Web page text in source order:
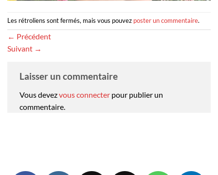
Les rétroliens sont fermés, mais vous pouvez poster un commentaire.
← Précédent
Suivant →
Laisser un commentaire
Vous devezvous connecter pour publier un
commentaire.